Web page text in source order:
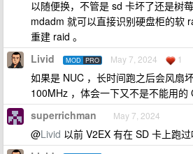
以随便换，不管是 sd 卡坏了还是树
mdadm 就可以直接识别硬盘柜的软
重建 raid 。
Livid MOD PRO May 7, 2024 1
如果是 NUC ，长时间跑之后会风扇
100MHz ，体会一下又不是不能用
superrichman May 7, 2024
@Livid 以前 V2EX 有在 SD 卡上跑过